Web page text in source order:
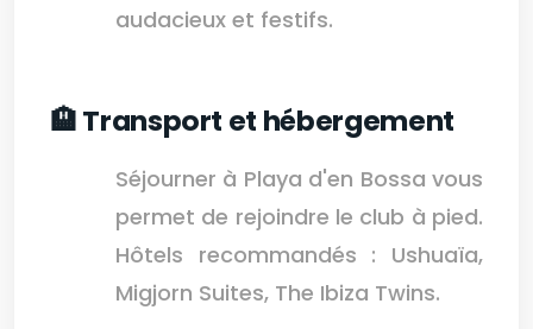
audacieux et festifs.
🏨 Transport et hébergement
Séjourner à Playa d'en Bossa vous
permet de rejoindre le club à pied.
Hôtels recommandés : Ushuaïa,
Migjorn Suites, The Ibiza Twins.